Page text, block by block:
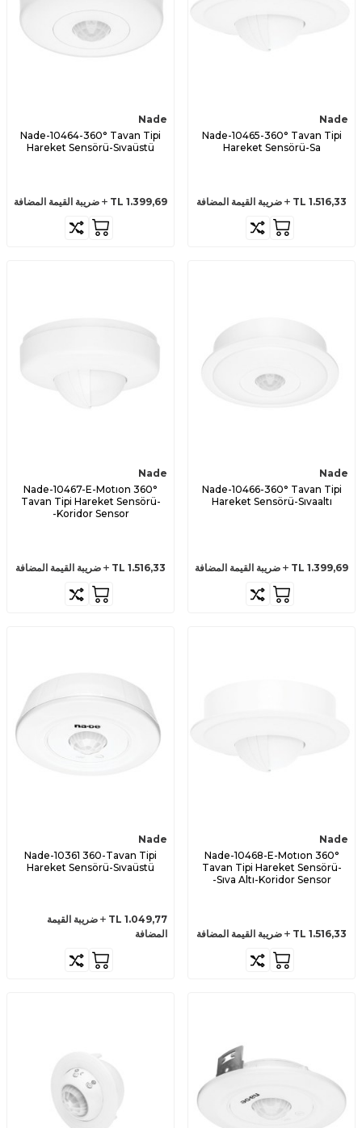
Nade
Nade-10465-360° Tavan Tipi
Hareket Sensörü-Sa
1.516,33 ضريبة القيمة المضافة
Nade
Nade-10464-360° Tavan Tipi
Hareket Sensörü-Sıvaüstü
1.399,69 ضريبة القيمة المضافة
Nade
Nade-10466-360° Tavan Tipi
Hareket Sensörü-Sıvaaltı
1.399,69 ضريبة القيمة المضافة
Nade
Nade-10467-E-Motıon 360°
Tavan Tipi Hareket Sensörü-
Koridor Sensor-
1.516,33 ضريبة القيمة المضافة
Nade
Nade-10468-E-Motıon 360°
Tavan Tipi Hareket Sensörü-
Sıva Altı-Koridor Sensor-
1.516,33 ضريبة القيمة المضافة
Nade
Nade-10361 360-Tavan Tipi
Hareket Sensörü-Sıvaüstü
1.049,77
ضريبة القيمة
المضافة